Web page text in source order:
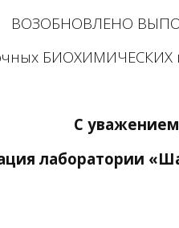
ВОЗОБНОВЛЕНО
БИОХИМИЧЕСКИХ
С
«Шанс